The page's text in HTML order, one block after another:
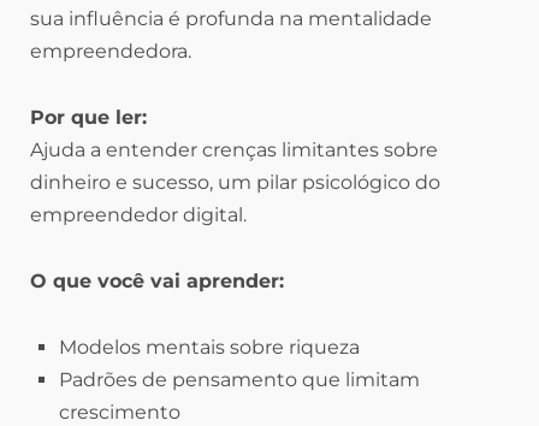
sua influência é profunda na mentalidade
empreendedora.
Por que ler:
Ajuda a entender crenças limitantes sobre
dinheiro e sucesso, um pilar psicológico do
empreendedor digital.
O que você vai aprender:
Modelos mentais sobre riqueza
Padrões de pensamento que limitam
crescimento